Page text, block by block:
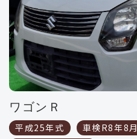
ワゴンＲ
平成25年式 車検R8年8月